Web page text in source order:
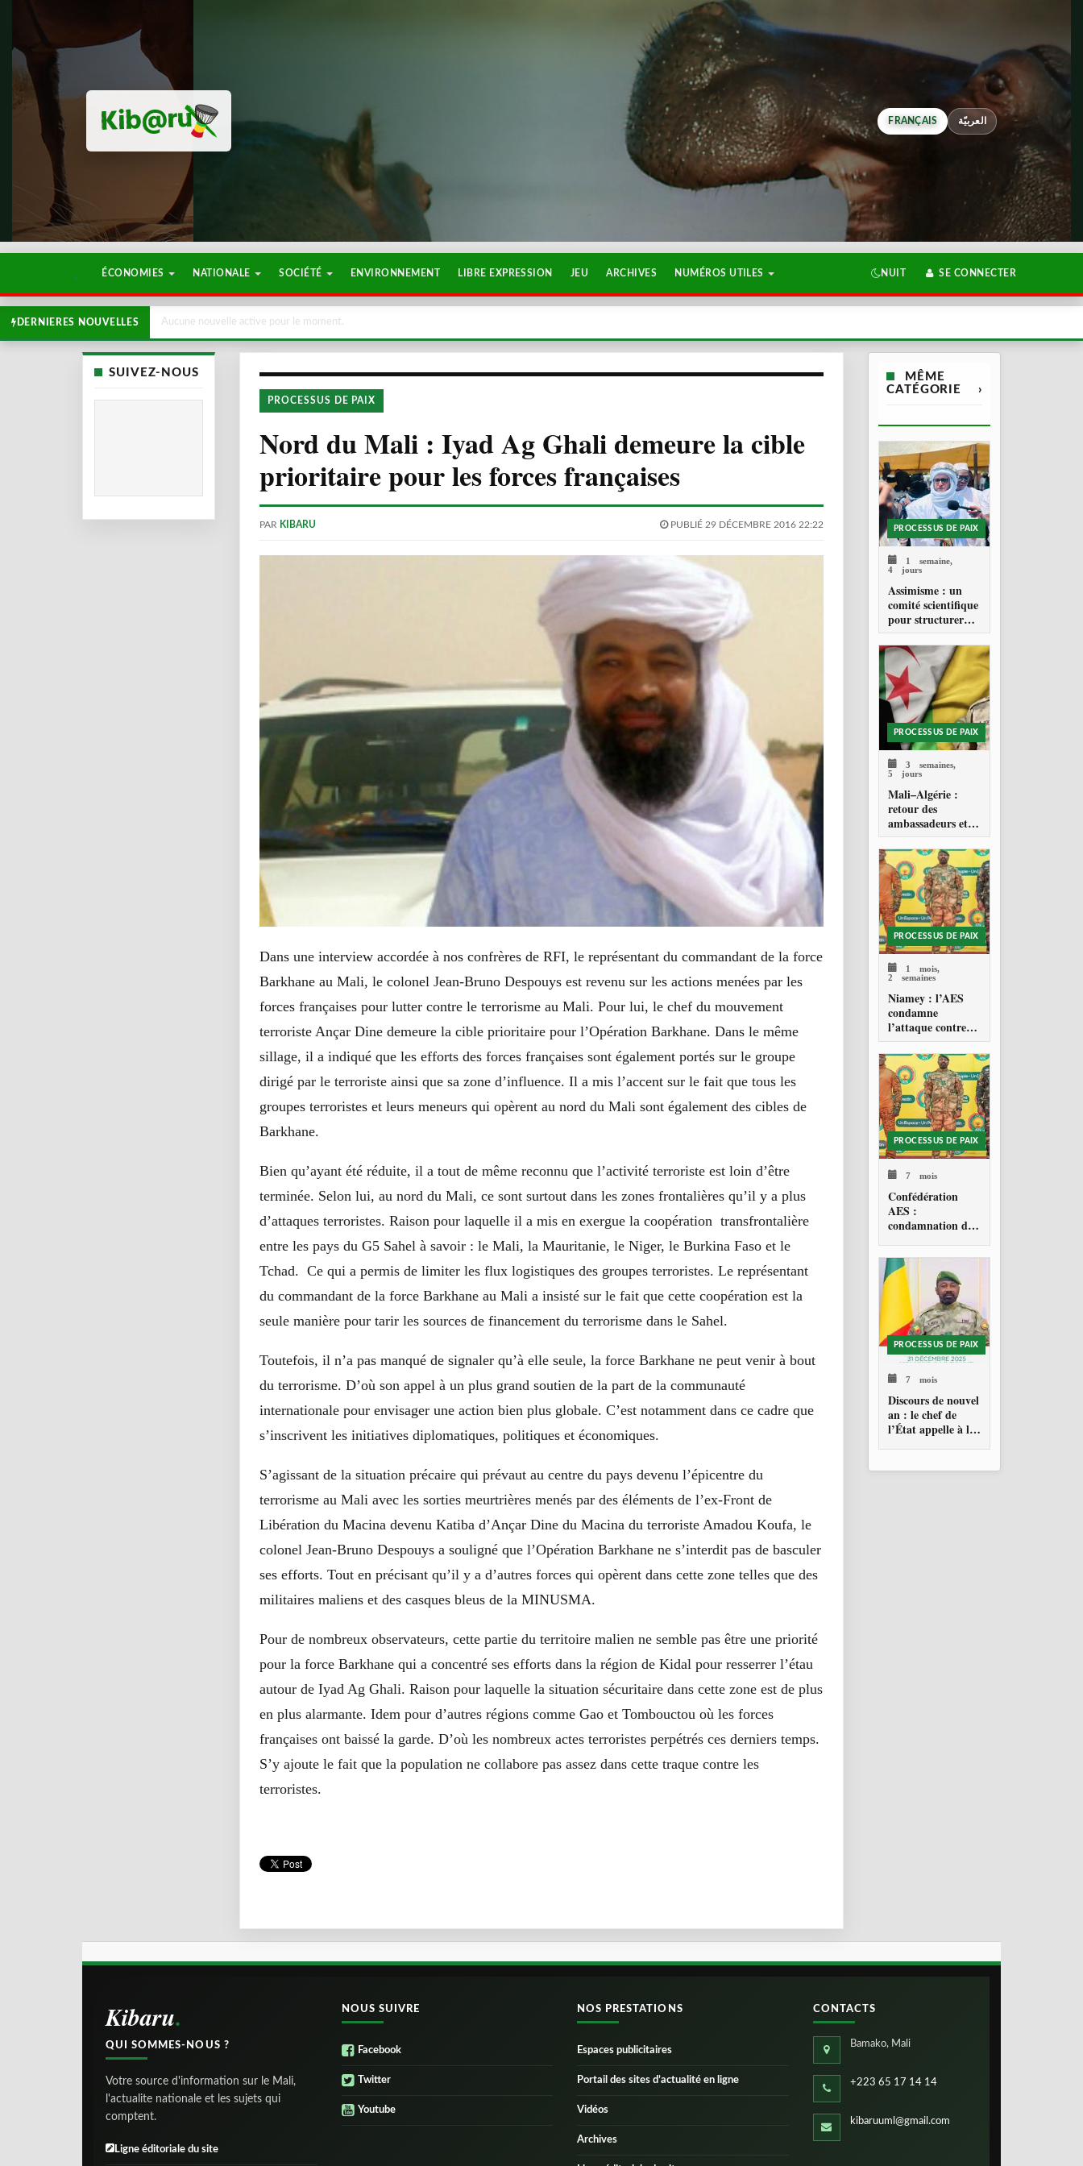
FRANÇAIS العربيّة
ÉCONOMIES NATIONALE SOCIÉTÉ ENVIRONNEMENT LIBRE EXPRESSION JEU ARCHIVES NUMÉROS UTILES NUIT SE CONNECTER
DERNIERES NOUVELLES Aucune nouvelle active pour le moment.
SUIVEZ-NOUS
PROCESSUS DE PAIX
Nord du Mali : Iyad Ag Ghali demeure la cible
prioritaire pour les forces françaises
PAR KIBARU PUBLIÉ 29 DÉCEMBRE 2016 22:22
Dans une interview accordée à nos confrères de RFI, le représentant du commandant de la force
Barkhane au Mali, le colonel Jean-Bruno Despouys est revenu sur les actions menées par les
forces françaises pour lutter contre le terrorisme au Mali. Pour lui, le chef du mouvement
terroriste Ançar Dine demeure la cible prioritaire pour l’Opération Barkhane. Dans le même
sillage, il a indiqué que les efforts des forces françaises sont également portés sur le groupe
dirigé par le terroriste ainsi que sa zone d’influence. Il a mis l’accent sur le fait que tous les
groupes terroristes et leurs meneurs qui opèrent au nord du Mali sont également des cibles de
Barkhane.
Bien qu’ayant été réduite, il a tout de même reconnu que l’activité terroriste est loin d’être
terminée. Selon lui, au nord du Mali, ce sont surtout dans les zones frontalières qu’il y a plus
d’attaques terroristes. Raison pour laquelle il a mis en exergue la coopération transfrontalière
entre les pays du G5 Sahel à savoir : le Mali, la Mauritanie, le Niger, le Burkina Faso et le
Tchad. Ce qui a permis de limiter les flux logistiques des groupes terroristes. Le représentant
du commandant de la force Barkhane au Mali a insisté sur le fait que cette coopération est la
seule manière pour tarir les sources de financement du terrorisme dans le Sahel.
Toutefois, il n’a pas manqué de signaler qu’à elle seule, la force Barkhane ne peut venir à bout
du terrorisme. D’où son appel à un plus grand soutien de la part de la communauté
internationale pour envisager une action bien plus globale. C’est notamment dans ce cadre que
s’inscrivent les initiatives diplomatiques, politiques et économiques.
S’agissant de la situation précaire qui prévaut au centre du pays devenu l’épicentre du
terrorisme au Mali avec les sorties meurtrières menés par des éléments de l’ex-Front de
Libération du Macina devenu Katiba d’Ançar Dine du Macina du terroriste Amadou Koufa, le
colonel Jean-Bruno Despouys a souligné que l’Opération Barkhane ne s’interdit pas de basculer
ses efforts. Tout en précisant qu’il y a d’autres forces qui opèrent dans cette zone telles que des
militaires maliens et des casques bleus de la MINUSMA.
Pour de nombreux observateurs, cette partie du territoire malien ne semble pas être une priorité
pour la force Barkhane qui a concentré ses efforts dans la région de Kidal pour resserrer l’étau
autour de Iyad Ag Ghali. Raison pour laquelle la situation sécuritaire dans cette zone est de plus
en plus alarmante. Idem pour d’autres régions comme Gao et Tombouctou où les forces
françaises ont baissé la garde. D’où les nombreux actes terroristes perpétrés ces derniers temps.
S’y ajoute le fait que la population ne collabore pas assez dans cette traque contre les
terroristes.
MÊME
CATÉGORIE
›
PROCESSUS DE PAIX
1 semaine,
4 jours
Assimisme : un
comité scientifique
pour structurer
une doctrine de la
refondation
PROCESSUS DE PAIX
3 semaines,
5 jours
Mali–Algérie :
retour des
ambassadeurs et
réouverture des
espaces aériens
PROCESSUS DE PAIX
1 mois,
2 semaines
Niamey : l’AES
condamne
l’attaque contre
l’aéroport Diori
Hamani
PROCESSUS DE PAIX
7 mois
Confédération
AES :
condamnation de
américaine au
Venezuela
PROCESSUS DE PAIX
7 mois
Discours de nouvel
an : le chef de
l’État appelle à la
Kibaru
QUI SOMMES-NOUS ?
Votre source d'information sur le Mali,
l'actualite nationale et les sujets qui
comptent.
Ligne éditoriale du site
NOUS SUIVRE
Facebook
Twitter
Youtube
NOS PRESTATIONS
Espaces publicitaires
Portail des sites d’actualité en ligne
Vidéos
Archives
CONTACTS
Bamako, Mali
+223 65 17 14 14
kibaruuml@gmail.com